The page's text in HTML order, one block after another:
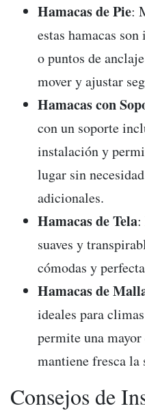
Hamacas de Pie:
estas hamacas
o puntos de
mover y ajustar
Hamacas con
con un soporte
instalación y
lugar sin
adicionales.
Hamacas de Tela:
suaves y
cómodas y
Hamacas de
ideales para
permite una
mantiene fresca la
Consejos de